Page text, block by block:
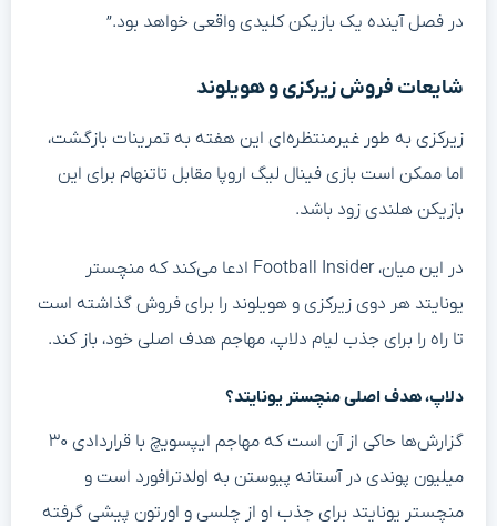
در فصل آینده یک بازیکن کلیدی واقعی خواهد بود.”
شایعات فروش زیرکزی و هویلوند
زیرکزی به طور غیرمنتظره‌ای این هفته به تمرینات بازگشت،
اما ممکن است بازی فینال لیگ اروپا مقابل تاتنهام برای این
بازیکن هلندی زود باشد.
در این میان، Football Insider ادعا می‌کند که منچستر
یونایتد هر دوی زیرکزی و هویلوند را برای فروش گذاشته است
تا راه را برای جذب لیام دلاپ، مهاجم هدف اصلی خود، باز کند.
دلاپ، هدف اصلی منچستر یونایتد؟
گزارش‌ها حاکی از آن است که مهاجم ایپسویچ با قراردادی ۳۰
میلیون پوندی در آستانه پیوستن به اولدترافورد است و
منچستر یونایتد برای جذب او از چلسی و اورتون پیشی گرفته